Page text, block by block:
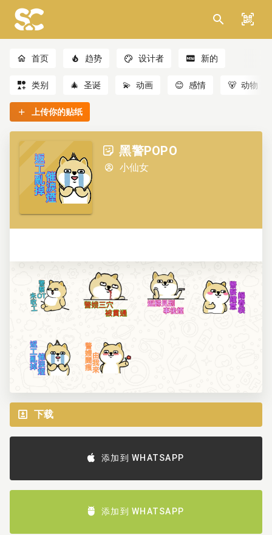
首页 趋势 设计者 新的
类别 🎄 圣诞 💫 动画 😊 感情 🐻 动物
上传你的贴纸
黑警POPO
小仙女
下载
添加到 WHATSAPP
添加到 WHATSAPP